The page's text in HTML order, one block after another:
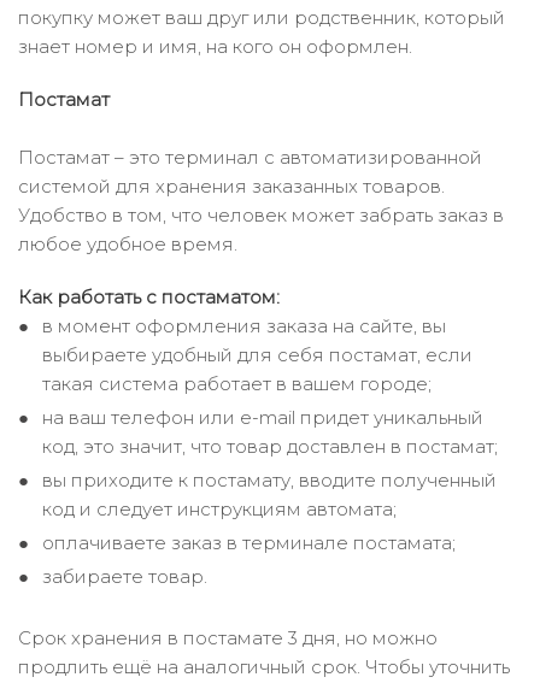
покупку может ваш друг или родственник, который
знает номер и имя, на кого он оформлен.
Постамат
Постамат – это терминал с автоматизированной
системой для хранения заказанных товаров.
Удобство в том, что человек может забрать заказ в
любое удобное время.
Как работать с постаматом:
в момент оформления заказа на сайте, вы
выбираете удобный для себя постамат, если
такая система работает в вашем городе;
на ваш телефон или e-mail придет уникальный
код, это значит, что товар доставлен в постамат;
вы приходите к постамату, вводите полученный
код и следует инструкциям автомата;
оплачиваете заказ в терминале постамата;
забираете товар.
Срок хранения в постамате 3 дня, но можно
продлить ещё на аналогичный срок. Чтобы уточнить